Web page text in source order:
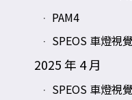
PAM4
SPEOS 車燈視
2025 年 4 月
SPEOS 車燈視